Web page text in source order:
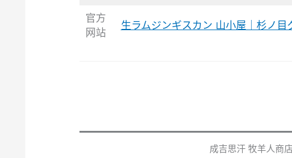
官方
网站
生ラムジンギスカン 山小屋｜杉ノ
成吉思汗 牧羊人商